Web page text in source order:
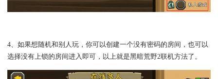
4、如果想随机和别人玩，你可以创建一个没有密码的房间，也可以
选择没有上锁的房间进入即可，以上就是黑暗荒野2联机方法了。